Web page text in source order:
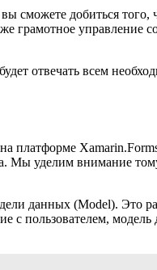
сможете добиться
грамотное управление
отвечать всем
платформе
Мы уделим внимание
данных (Model). Это
с пользователем,